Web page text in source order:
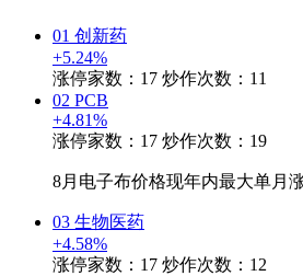
01 创新药
+5.24%
涨停家数：17 炒作次数：11
02 PCB
+4.81%
涨停家数：17 炒作次数：19
8月电子布价格现年内最大单月
03 生物医药
+4.58%
涨停家数：17 炒作次数：12